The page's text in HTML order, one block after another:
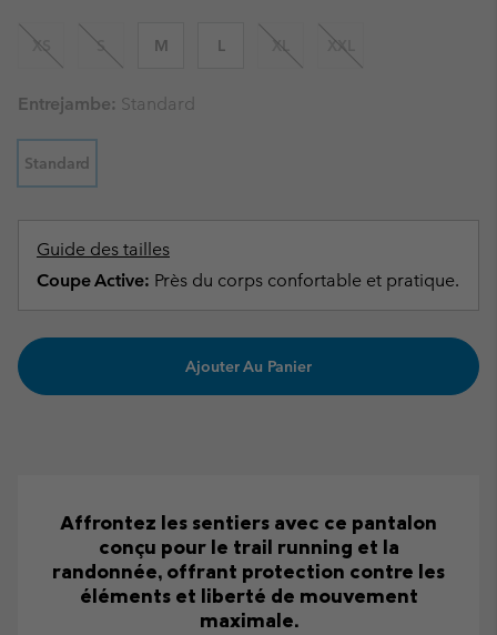
XS S M L XL XXL
Entrejambe: Standard
Standard
Guide des tailles
Coupe Active: Près du corps confortable et pratique.
Ajouter Au Panier
Affrontez les sentiers avec ce pantalon
conçu pour le trail running et la
randonnée, offrant protection contre les
éléments et liberté de mouvement
maximale.